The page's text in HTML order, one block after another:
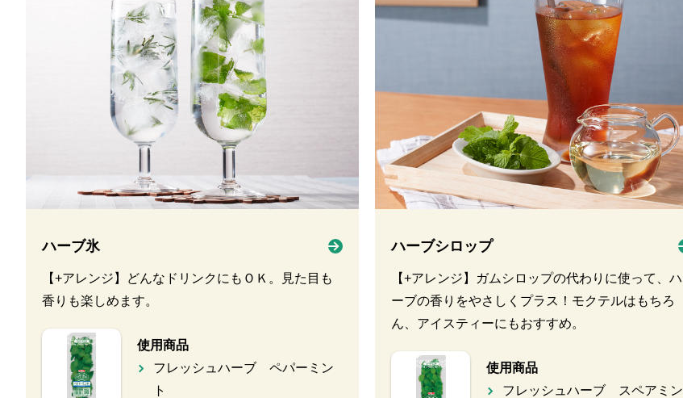
ハーブ氷
【+アレンジ】どんなドリンクにもＯＫ。見た目も
香りも楽しめます。
使用商品
フレッシュハーブ ペパーミン
ト
ハーブシロップ
【+アレンジ】ガムシロップの代わりに使って、ハ
ーブの香りをやさしくプラス！モクテルはもちろ
ん、アイスティーにもおすすめ。
使用商品
フレッシュハーブ スペアミン